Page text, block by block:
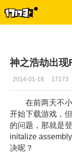
神之浩劫出
2014-01-16 17173
在前两天不
开始下载游戏，
的问题，那就是
initalize
决呢？